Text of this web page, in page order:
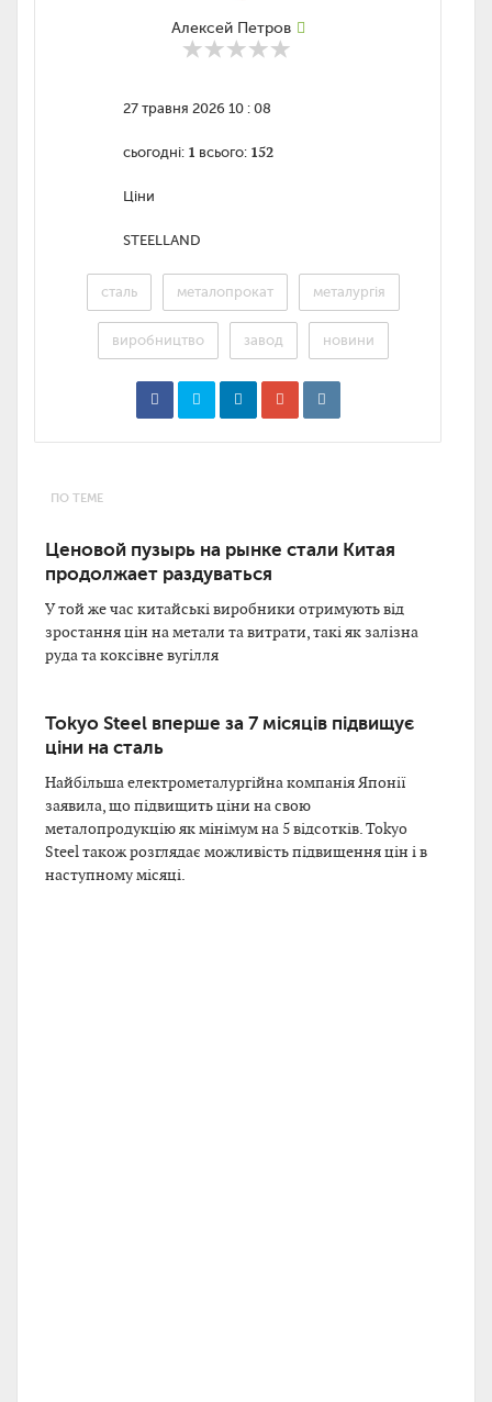
Алексей Петров
27 травня 2026 10 : 08
сьогодні: 1 всього: 152
Ціни
STEELLAND
сталь металопрокат металургія
виробництво завод новини
ПО ТЕМЕ
Ценовой пузырь на рынке стали Китая
продолжает раздуваться
У той же час китайські виробники отримують від
зростання цін на метали та витрати, такі як залізна
руда та коксівне вугілля
Tokyo Steel вперше за 7 місяців підвищує
ціни на сталь
Найбільша електрометалургійна компанія Японії
заявила, що підвищить ціни на свою
металопродукцію як мінімум на 5 відсотків. Tokyo
Steel також розглядає можливість підвищення цін і в
наступному місяці.